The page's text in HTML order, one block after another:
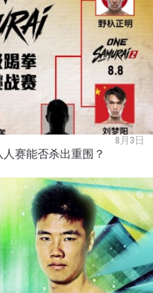
8月3日
赛能否杀出重围？